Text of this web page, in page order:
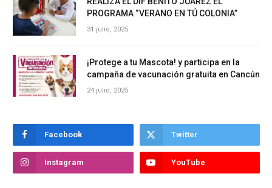
PROGRAMA “VERANO EN TÚ COLONIA”
31 julio, 2025
¡Protege a tu Mascota! y participa en la
campaña de vacunación gratuita en Cancún
24 julio, 2025
Facebook Twitter
Instagram YouTube